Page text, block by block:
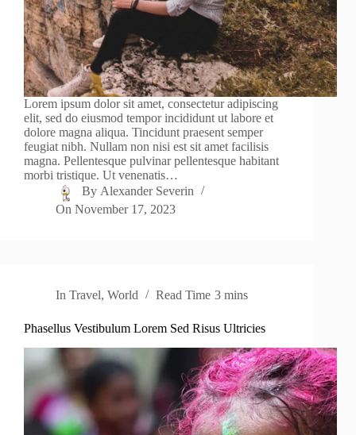
Lorem ipsum dolor sit amet, consectetur adipiscing
elit, sed do eiusmod tempor incididunt ut labore et
dolore magna aliqua. Tincidunt praesent semper
feugiat nibh. Nullam non nisi est sit amet facilisis
magna. Pellentesque pulvinar pellentesque habitant
morbi tristique. Ut venenatis…
By Alexander Severin
On November 17, 2023
In Travel,World Read Time 3 mins
Phasellus Vestibulum Lorem Sed Risus Ultricies